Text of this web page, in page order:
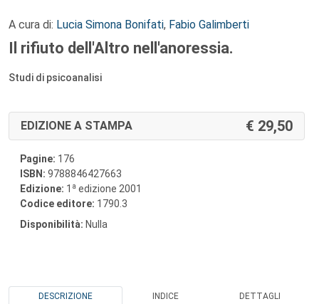
A cura di: Lucia Simona Bonifati, Fabio Galimberti
Il rifiuto dell'Altro nell'anoressia.
Studi di psicoanalisi
EDIZIONE A STAMPA 29,50
Pagine: 176
ISBN: 9788846427663
Edizione: 1 a edizione 2001
Codice editore: 1790.3
Disponibilità: Nulla
DESCRIZIONE INDICE DETTAGLI